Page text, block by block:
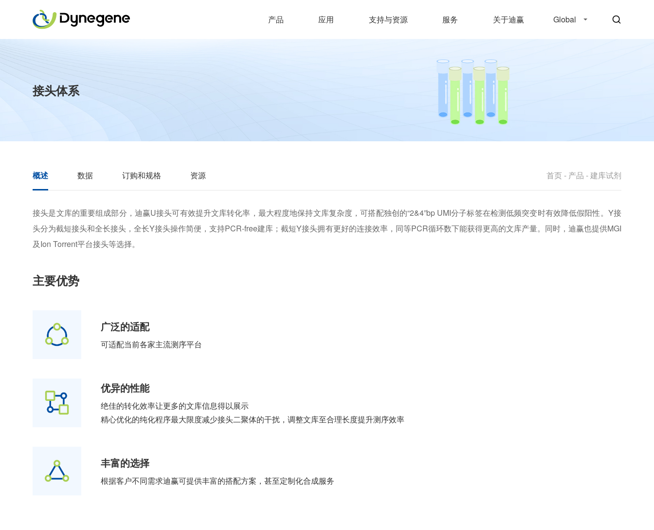
产品 应用 支持与资源 服务 关于迪赢 Global
接头体系
概述 数据 订购和规格 资源 首页- 产品 - 建库试剂
接头是文库的重要组成部分，迪赢U接头可有效提升文库转化率，最大程度地保持文库复杂度，可搭配独创的“2&4”bp UMI分子标签在检测低频突变时有效降低假阳性。Y接
头分为截短接头和全长接头，全长Y接头操作简便，支持PCR-free建库；截短Y接头拥有更好的连接效率，同等PCR循环数下能获得更高的文库产量。同时，迪赢也提供MGI
及Ion Torrent平台接头等选择。
主要优势
广泛的适配
可适配当前各家主流测序平台
优异的性能
绝佳的转化效率让更多的文库信息得以展示
精心优化的纯化程序最大限度减少接头二聚体的干扰，调整文库至合理长度提升测序效率
丰富的选择
根据客户不同需求迪赢可提供丰富的搭配方案，甚至定制化合成服务